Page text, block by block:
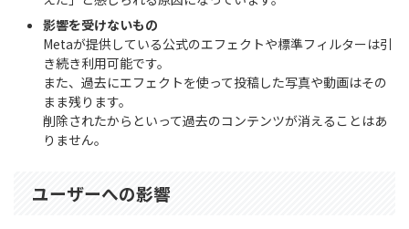
影響を受けないもの
Metaが提供している公式のエフェクトや標準フィルターは引
き続き利用可能です。
また、過去にエフェクトを使って投稿した写真や動画はその
まま残ります。
削除されたからといって過去のコンテンツが消えることはあ
りません。
ユーザーへの影響